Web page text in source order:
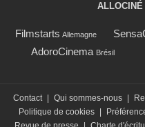
Filmstarts Allemagne
AdoroCinema Brésil
Contact Qui sommes-nous
Politique de cookies